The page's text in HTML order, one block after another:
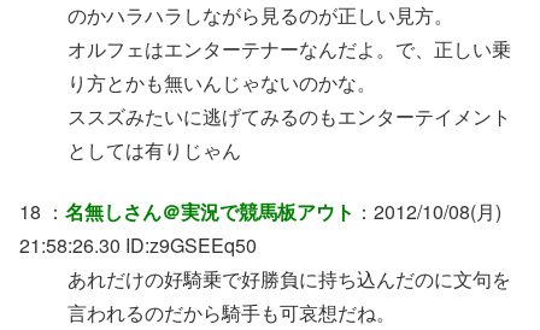
のかハラハラしながら見るのが正しい見方。
オルフェはエンターテナーなんだよ。で、正しい乗
り方とかも無いんじゃないのかな。
ススズみたいに逃げてみるのもエンターテイメント
としては有りじゃん
18 ： 名無しさん＠実況で競馬板アウト ：2012/10/08(月)
21:58:26.30 ID:z9GSEEq50
あれだけの好騎乗で好勝負に持ち込んだのに文句を
言われるのだから騎手も可哀想だね。